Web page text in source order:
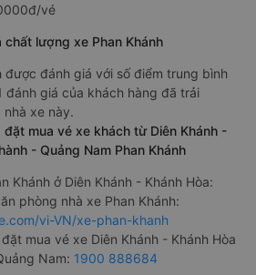
vé
chất lượng xe Phan Khánh
được đánh giá với số điểm trung bình
đánh giá của khách hàng đã trải
xe này.
đặt mua vé xe khách từ Diên Khánh -
- Quảng Nam Phan Khánh
Khánh ở Diên Khánh - Khánh Hòa:
phòng nhà xe Phan Khánh:
vi-VN/xe-phan-khanh
mua vé xe Diên Khánh - Khánh Hòa
Nam: 1900 888684